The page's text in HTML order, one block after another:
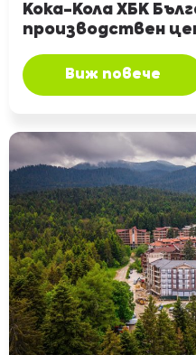
Кока-Кола ХБК
производствен
Виж повече